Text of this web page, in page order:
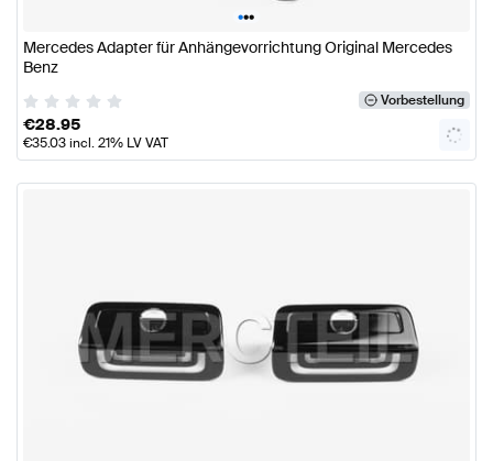
•••
Mercedes Adapter für Anhängevorrichtung Original Mercedes
Benz
Vorbestellung
€28.95
€35.03incl. 21% LV VAT